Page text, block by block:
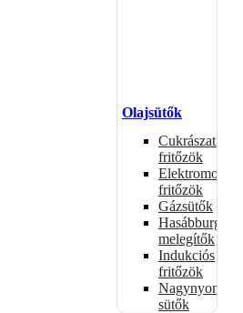
Olajsütők
Cukrászati
fritőzök
Elektromos
fritőzök
Gázsütők
Hasábburgonya
melegítők
Indukciós
fritőzök
Nagynyomású
sütők